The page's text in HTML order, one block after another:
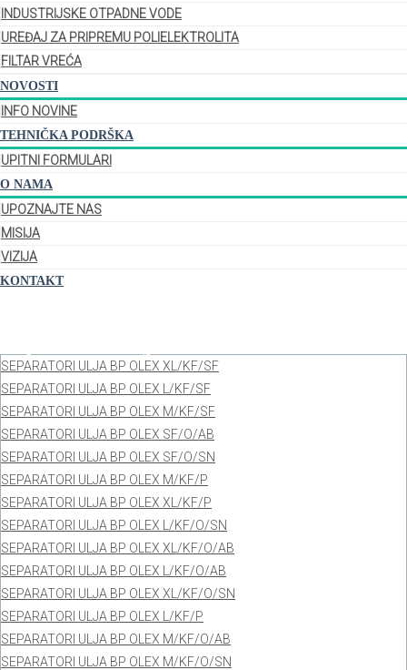
INDUSTRIJSKE OTPADNE VODE
UREĐAJ ZA PRIPREMU POLIELEKTROLITA
FILTAR VREĆA
NOVOSTI
INFO NOVINE
TEHNIČKA PODRŠKA
UPITNI FORMULARI
O NAMA
UPOZNAJTE NAS
MISIJA
VIZIJA
KONTAKT
SEPARATORI ULJA BP OLEX XL/KF/SF
SEPARATORI ULJA BP OLEX L/KF/SF
SEPARATORI ULJA BP OLEX M/KF/SF
SEPARATORI ULJA BP OLEX SF/O/AB
SEPARATORI ULJA BP OLEX SF/O/SN
SEPARATORI ULJA BP OLEX M/KF/P
SEPARATORI ULJA BP OLEX XL/KF/P
SEPARATORI ULJA BP OLEX L/KF/O/SN
SEPARATORI ULJA BP OLEX XL/KF/O/AB
SEPARATORI ULJA BP OLEX L/KF/O/AB
SEPARATORI ULJA BP OLEX XL/KF/O/SN
SEPARATORI ULJA BP OLEX L/KF/P
SEPARATORI ULJA BP OLEX M/KF/O/AB
SEPARATORI ULJA BP OLEX M/KF/O/SN